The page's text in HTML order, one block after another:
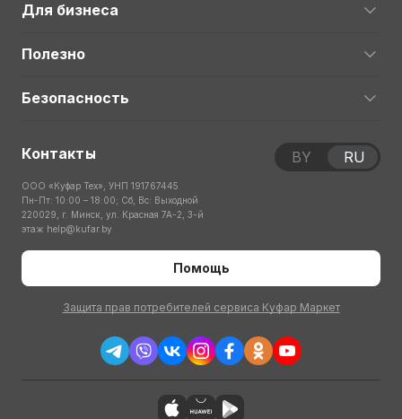
Для бизнеса
Полезно
Безопасность
Контакты
ООО «Куфар Тех», УНП 191767445
Пн-Пт: 10:00 – 18:00; Сб, Вс: Выходной
220029, г. Минск, ул. Красная 7А-2, 3-й
этаж help@kufar.by
Помощь
Защита прав потребителей сервиса Куфар Маркет
BY RU